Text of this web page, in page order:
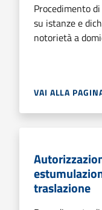
Procedimento
su istanze e
notorietà a
VAI ALLA
traslazione